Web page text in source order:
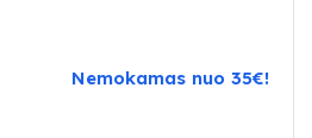
Nemokamas nuo 35€!